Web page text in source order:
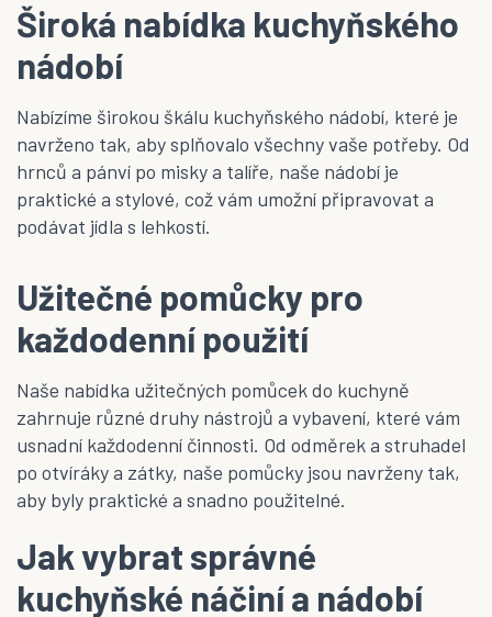
Široká nabídka kuchyňského
nádobí
Nabízíme širokou škálu kuchyňského nádobí, které je
navrženo tak, aby splňovalo všechny vaše potřeby. Od
hrnců a pánví po misky a talíře, naše nádobí je
praktické a stylové, což vám umožní připravovat a
podávat jídla s lehkostí.
Užitečné pomůcky pro
každodenní použití
Naše nabídka užitečných pomůcek do kuchyně
zahrnuje různé druhy nástrojů a vybavení, které vám
usnadní každodenní činnosti. Od odměrek a struhadel
po otvíráky a zátky, naše pomůcky jsou navrženy tak,
aby byly praktické a snadno použitelné.
Jak vybrat správné
kuchyňské náčiní a nádobí